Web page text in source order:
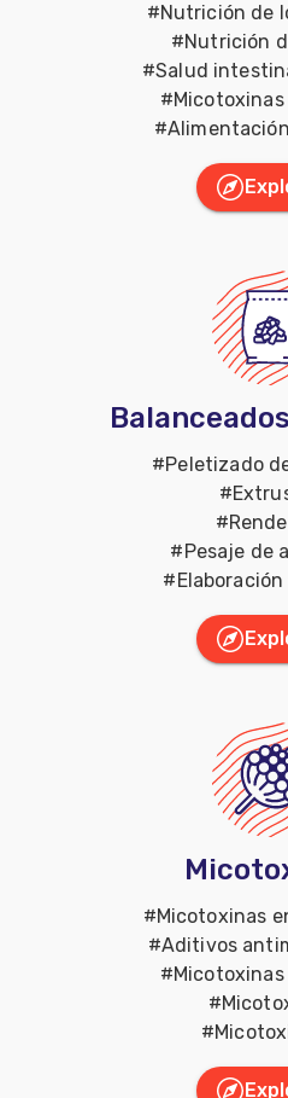
#Nutrición de
#Nutrición
#Salud
#
#
#Peletizado
#
#
#Pesaje de
#
#Micotoxinas
#Aditivos
#
#
#